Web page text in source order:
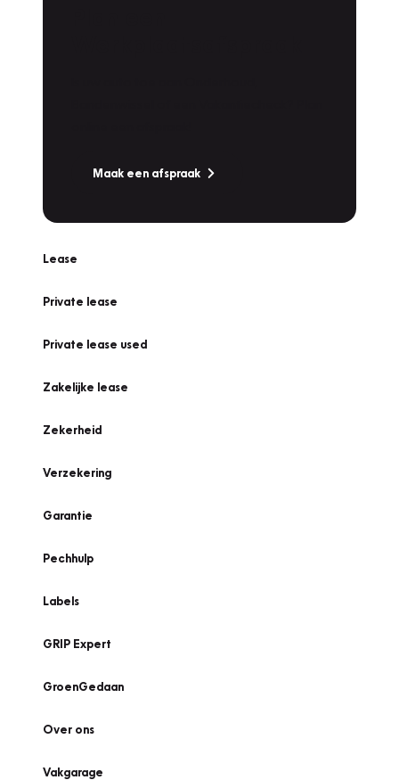
Maak een afspraak
Lease
Private lease
Private lease used
Zakelijke lease
Zekerheid
Verzekering
Garantie
Pechhulp
Labels
GRIP Expert
GroenGedaan
Over ons
Vakgarage